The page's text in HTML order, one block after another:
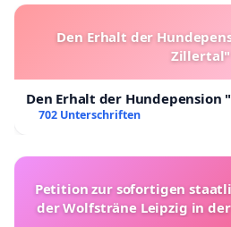
Den Erhalt der
Zillertal"
Den Erhalt der
702 Unterschriften
Petition zur sofortigen
der Wolfsträne Leipzig in